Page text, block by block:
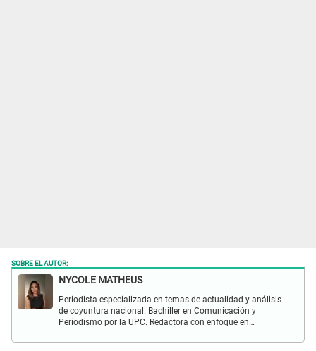
SOBRE EL AUTOR:
NYCOLE MATHEUS
Periodista especializada en temas de actualidad y análisis
de coyuntura nacional. Bachiller en Comunicación y
Periodismo por la UPC. Redactora con enfoque en
revista Wapa.